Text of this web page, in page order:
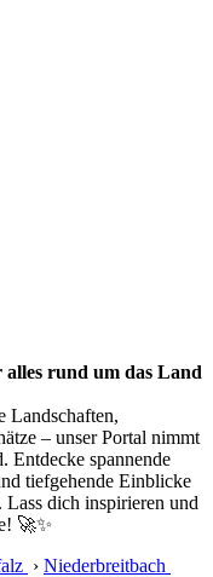
rund um das Land
Landschaften,
– unser Portal nimmt
Entdecke spannende
tiefgehende Einblicke
Lass dich inspirieren und
🚀✨
› Niederbreitbach